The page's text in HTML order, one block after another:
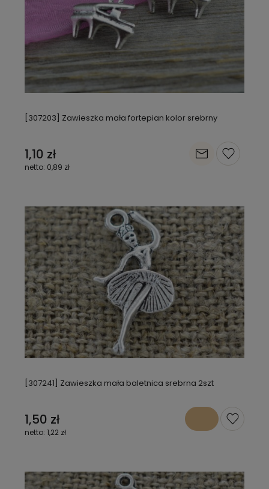
[307203] Zawieszka mała fortepian kolor srebrny
1,10 zł
0,89 zł
[307241] Zawieszka mała baletnica srebrna 2szt
1,50 zł
1,22 zł